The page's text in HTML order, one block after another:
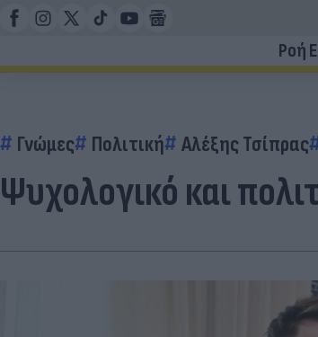
Ροή
Γνώμες Πολιτική Αλέξης Τσίπρας
Ψυχολογικό και